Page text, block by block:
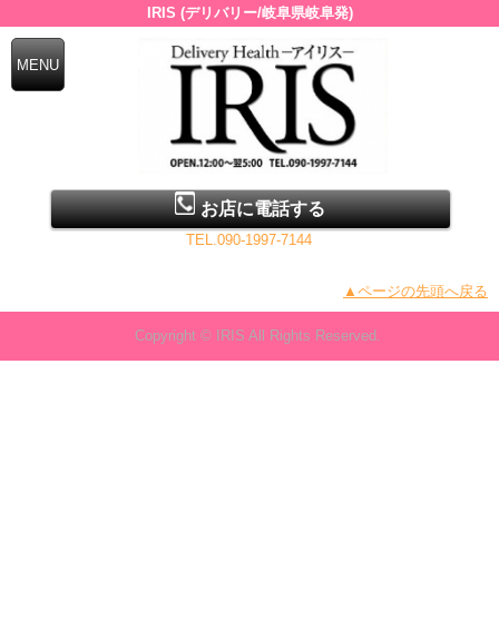
IRIS (デリバリー/岐阜県岐阜発)
お店に電話する
TEL.090-1997-7144
▲ページの先頭へ戻る
Copyright © IRIS All Rights Reserved.